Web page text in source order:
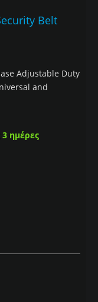
Belt
Adjustable Duty
and
ημέρες